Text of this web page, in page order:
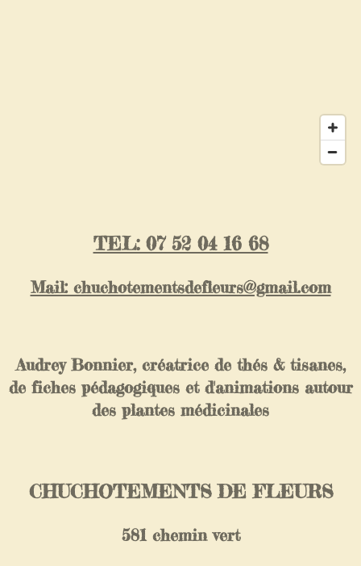
TEL: 07 52 04 16 68
Mail: chuchotementsdefleurs@gmail.com
Audrey Bonnier, créatrice de thés & tisanes,
de fiches pédagogiques et d'animations autour
des plantes médicinales
CHUCHOTEMENTS DE FLEURS
581 chemin vert